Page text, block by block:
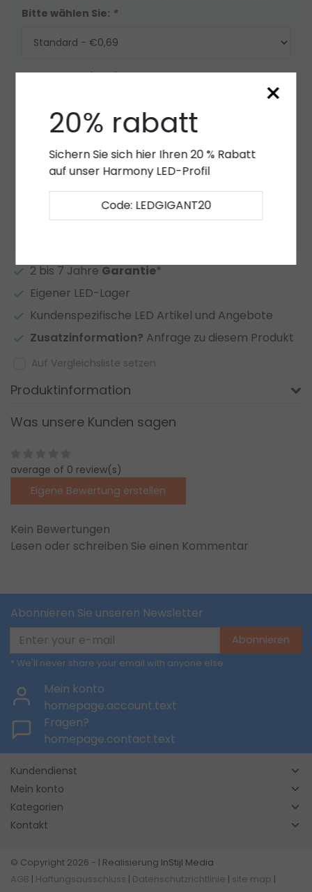
Bitte wählen Sie: *
Auf lager (1000)
Menge
Zum Warenkorb hinzufügen
Zur Wunschliste hinzufügen
2 bis 7 Jahre Garantie*
Eigener LED-Lager
Kundenspezifische LED Artikel und Angebote
Zusatzinformation? Anfrage zu diesem Produkt
Auf Vergleichsliste setzen
Produktinformation
Was unsere Kunden sagen
average of 0 review(s)
Eigene Bewertung erstellen
Kein Bewertungen
Lesen oder schreiben Sie einen Kommentar
Abonnieren Sie unseren Newsletter
Abonnieren
* We'll never share your email with anyone else.
Mein konto
homepage.account.text
Fragen?
homepage.contact.text
Kundendienst
Mein konto
Kategorien
Kontakt
© Copyright 2026 - | Realisierung InStijl Media
AGB
Haftungsausschluss Datenschutzrichtlinie site map
×
20% rabatt
Sichern Sie sich hier Ihren 20 % Rabatt
auf unser Harmony LED-Profil
Code: LEDGIGANT20